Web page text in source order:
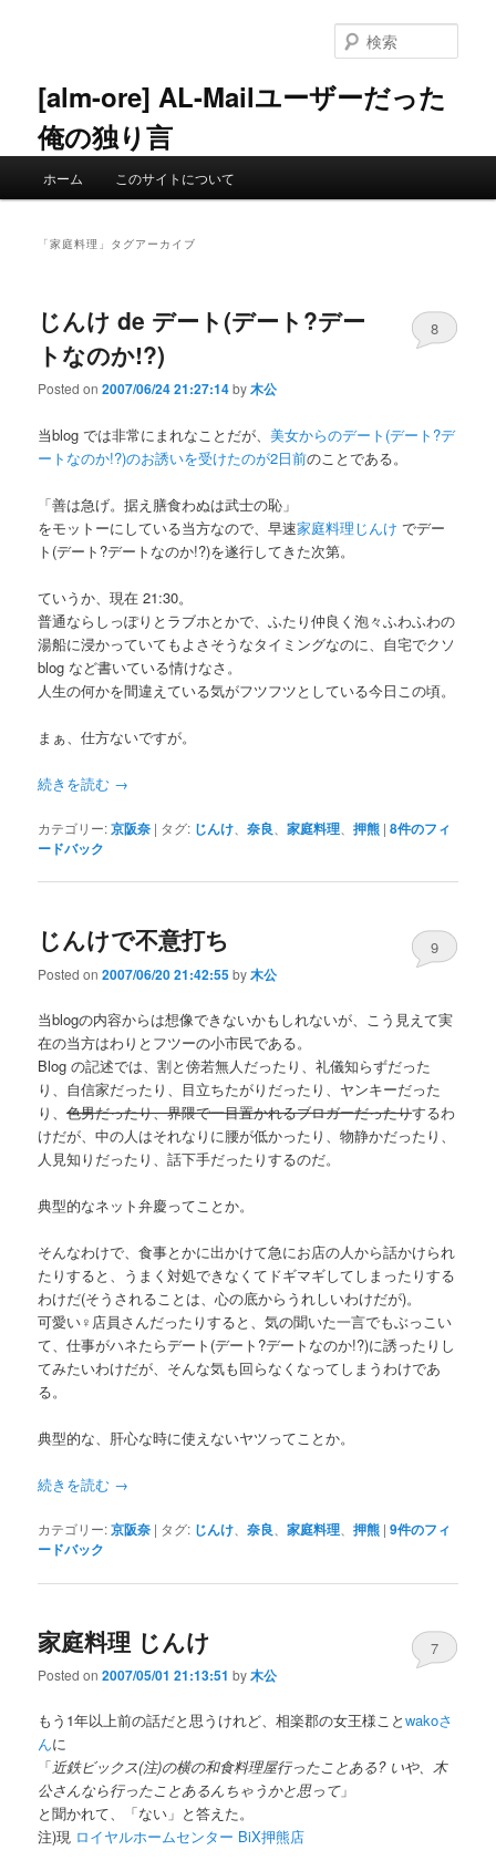
ン
へ
ツ
移
[alm-ore] AL-Mailユーザーだった
俺の独り言
索
ホーム このサイトについて
「家庭料理 」タグアーカイブ
じんけ de デート(デート?デー
トなのか!?)
Posted on2007/06/24 21:27:14by木公
8
当blog では非常にまれなことだが、美女からのデート(デート?デ
ートなのか!?)のお誘いを受けたのが2日前のことである。
「善は急げ。据え膳食わぬは武士の恥」
をモットーにしている当方なので、早速家庭料理じんけ でデー
ト(デート?デートなのか!?)を遂行してきた次第。
ていうか、現在 21:30。
普通ならしっぽりとラブホとかで、ふたり仲良く泡々ふわふわの
湯船に浸かっていてもよさそうなタイミングなのに、自宅でクソ
blog など書いている情けなさ。
人生の何かを間違えている気がフツフツとしている今日この頃。
まぁ、仕方ないですが。
続きを読む →
カテゴリー:京阪奈 | タグ: じんけ 、奈良 、家庭料理 、押熊 |8件のフィ
ードバック
じんけで不意打ち
Posted on2007/06/20 21:42:55by木公
9
当blogの内容からは想像できないかもしれないが、こう見えて実
在の当方はわりとフツーの小市民である。
Blog の記述では、割と傍若無人だったり、礼儀知らずだった
り、自信家だったり、目立ちたがりだったり、ヤンキーだった
り、色男だったり、界隈で一目置かれるブロガーだったりするわ
けだが、中の人はそれなりに腰が低かったり、物静かだったり、
人見知りだったり、話下手だったりするのだ。
典型的なネット弁慶ってことか。
そんなわけで、食事とかに出かけて急にお店の人から話かけられ
たりすると、うまく対処できなくてドギマギしてしまったりする
わけだ(そうされることは、心の底からうれしいわけだが)。
可愛い♀店員さんだったりすると、気の聞いた一言でもぶっこい
て、仕事がハネたらデート(デート?デートなのか!?)に誘ったりし
てみたいわけだが、そんな気も回らなくなってしまうわけであ
る。
典型的な、肝心な時に使えないヤツってことか。
続きを読む →
カテゴリー:京阪奈 | タグ: じんけ、奈良、家庭料理、押熊 |9件のフィ
ードバック
家庭料理 じんけ
Posted on2007/05/01 21:13:51 by木公
7
もう1年以上前の話だと思うけれど、相楽郡の女王様ことwakoさ
んに
「近鉄ビックス(注)の横の和食料理屋行ったことある? いや、木
公さんなら行ったことあるんちゃうかと思って」
と聞かれて、「ない」と答えた。
注)現 ロイヤルホームセンター BiX押熊店